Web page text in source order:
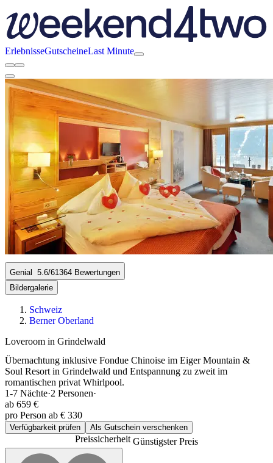
ErlebnisseGutscheineLast Minute
Genial 5.6/61364 Bewertungen
Bildergalerie
Schweiz
Berner Oberland
Loveroom in Grindelwald
Übernachtung inklusive Fondue Chinoise im Eiger Mountain &
Soul Resort in Grindelwald und Entspannung zu zweit im
romantischen privat Whirlpool.
1-7 Nächte·2 Personen·
ab 659 €
pro Person ab € 330
Verfügbarkeit prüfen Als Gutschein verschenken
PreissicherheitGünstigster Preis